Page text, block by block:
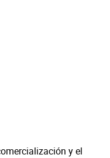
y el